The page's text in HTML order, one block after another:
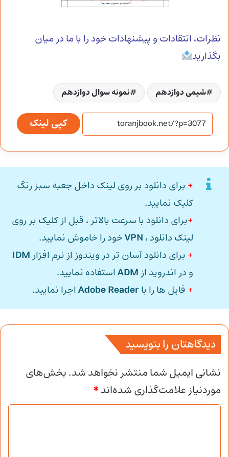
نظرات، انتقادات و پیشنهادات خود را با ما در میان
بگذارید
شیمی دوازدهم نمونه سوال دوازدهم
کپی لینک
+ برای دانلود بر روی لینک داخل جعبه سبز رنگ
کلیک نمایید.
+برای دانلود با سرعت بالاتر ، قبل از کلیک بر روی
لینک دانلود ، VPNخود را خاموش نمایید.
+ برای دانلود آسان تر در ویندوز از نرم افزار IDM
و در اندروید از ADMاستفاده نمایید.
+ فایل ها را باAdobe Readerاجرا نمایید.
دیدگاهتان را بنویسید
نشانی ایمیل شما منتشر نخواهد شد.بخش‌های
موردنیاز علامت‌گذاری شده‌اند*